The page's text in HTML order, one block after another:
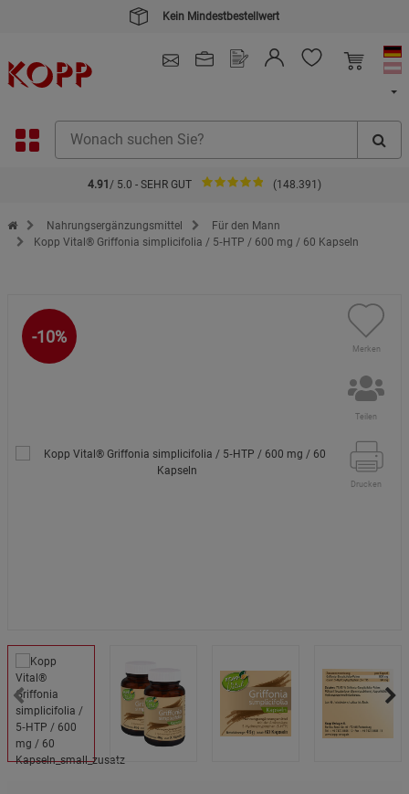
Kein Mindestbestellwert
4.91 / 5.0 - SEHR GUT (148.391)
Zur Startseite des Kopp Verlag Online-Shop
Nahrungsergänzungsmittel
Für den Mann
Kopp Vital® Griffonia simplicifolia / 5‑HTP / 600 mg / 60 Kapseln
-10%
Merken
Teilen
Drucken